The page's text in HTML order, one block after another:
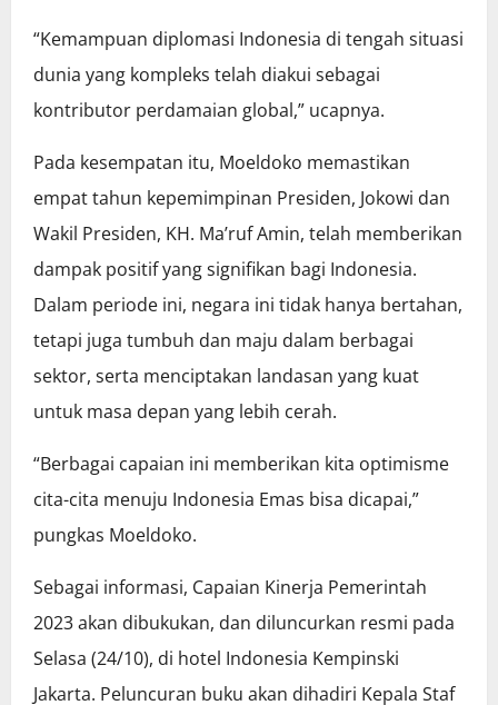
“Kemampuan diplomasi Indonesia di tengah situasi
dunia yang kompleks telah diakui sebagai
kontributor perdamaian global,” ucapnya.
Pada kesempatan itu, Moeldoko memastikan
empat tahun kepemimpinan Presiden, Jokowi dan
Wakil Presiden, KH. Ma’ruf Amin, telah memberikan
dampak positif yang signifikan bagi Indonesia.
Dalam periode ini, negara ini tidak hanya bertahan,
tetapi juga tumbuh dan maju dalam berbagai
sektor, serta menciptakan landasan yang kuat
untuk masa depan yang lebih cerah.
“Berbagai capaian ini memberikan kita optimisme
cita-cita menuju Indonesia Emas bisa dicapai,”
pungkas Moeldoko.
Sebagai informasi, Capaian Kinerja Pemerintah
2023 akan dibukukan, dan diluncurkan resmi pada
Selasa (24/10), di hotel Indonesia Kempinski
Jakarta. Peluncuran buku akan dihadiri Kepala Staf